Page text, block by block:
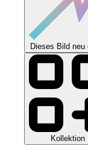
Dieses Bild neu
Kollektion